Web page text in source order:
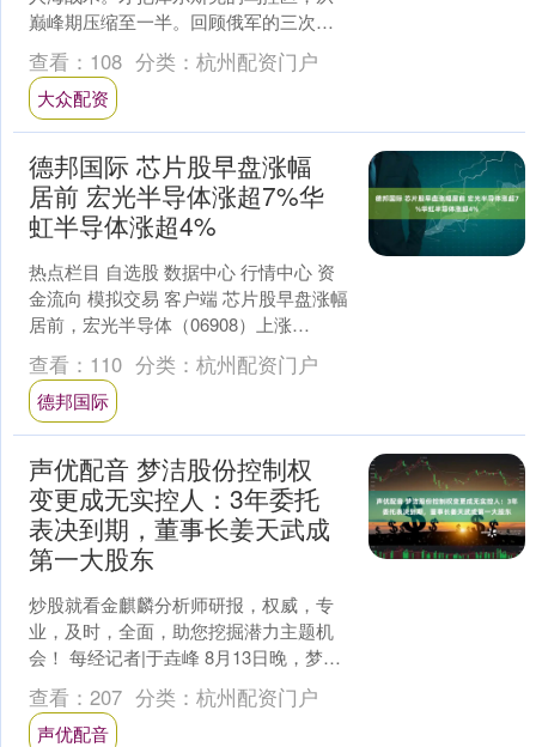
巅峰期压缩至一半。回顾俄军的三次大
反攻，第一次用的是钳形战术，没想到
乌军鸟枪换炮，把铁钳给掰....
查看： 108 分类： 杭州配资门户
大众配资
德邦国际 芯片股早盘涨幅
居前 宏光半导体涨超7%华
虹半导体涨超4%
热点栏目 自选股 数据中心 行情中心 资
金流向 模拟交易 客户端 芯片股早盘涨幅
居前，宏光半导体（06908）上涨
7.14%，报0.60港元；华虹半导体
（013....
查看： 110 分类： 杭州配资门户
德邦国际
声优配音 梦洁股份控制权
变更成无实控人：3年委托
表决到期，董事长姜天武成
第一大股东
炒股就看金麒麟分析师研报，权威，专
业，及时，全面，助您挖掘潜力主题机
会！ 每经记者|于垚峰 8月13日晚，梦洁
股份（SZ002397，股价3.63元，市值
27.....
查看： 207 分类： 杭州配资门户
声优配音